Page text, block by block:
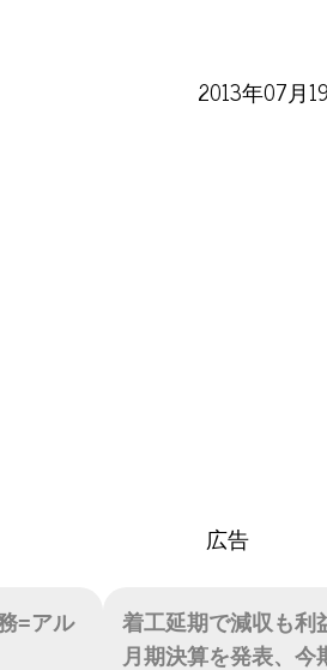
2013年07月
広告
=アル
着工延期で減収も利
月期決算を発表、今